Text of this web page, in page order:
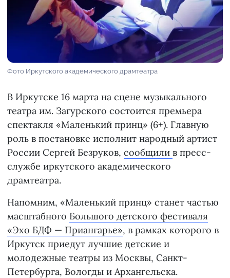
Фото Иркутского академического драмтеатра
В Иркутске 16 марта на сцене музыкального
театра им. Загурского состоится премьера
спектакля «Маленький принц» (6+). Главную
роль в постановке исполнит народный артист
России Сергей Безруков, сообщили в пресс-
службе иркутского академического
драмтеатра.
Напомним, «Маленький принц» станет частью
масштабного Большого детского фестиваля
«Эхо БДФ — Приангарье», в рамках которого в
Иркутск приедут лучшие детские и
молодежные театры из Москвы, Санкт-
Петербурга, Вологды и Архангельска.